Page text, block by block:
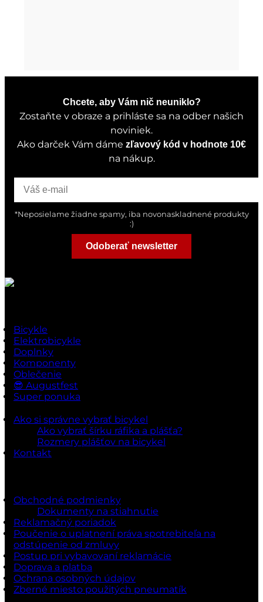
Chcete, aby Vám nič neuniklo?
Zostaňte v obraze a prihláste sa na odber našich
noviniek.
Ako darček Vám dáme zľavový kód v hodnote 10€
na nákup.
*Neposielame žiadne spamy, iba novonaskladnené produkty
:)
Odoberať newsletter
Bicykle
Elektrobicykle
Doplnky
Komponenty
Oblečenie
😎 Augustfest
Super ponuka
Ako si správne vybrať bicykel
Ako vybrať šírku ráfika a plášťa?
Rozmery plášťov na bicykel
Kontakt
Obchodné podmienky
Dokumenty na stiahnutie
Reklamačný poriadok
Poučenie o uplatnení práva spotrebiteľa na
odstúpenie od zmluvy
Postup pri vybavovaní reklamácie
Doprava a platba
Ochrana osobných údajov
Zberné miesto použitých pneumatík